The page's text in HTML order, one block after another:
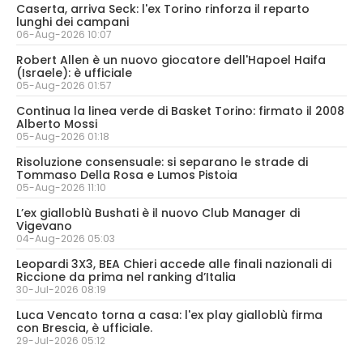
Caserta, arriva Seck: l'ex Torino rinforza il reparto
lunghi dei campani
06-Aug-2026 10:07
Robert Allen è un nuovo giocatore dell'Hapoel Haifa
(Israele): è ufficiale
05-Aug-2026 01:57
Continua la linea verde di Basket Torino: firmato il 2008
Alberto Mossi
05-Aug-2026 01:18
Risoluzione consensuale: si separano le strade di
Tommaso Della Rosa e Lumos Pistoia
05-Aug-2026 11:10
L’ex gialloblù Bushati è il nuovo Club Manager di
Vigevano
04-Aug-2026 05:03
Leopardi 3X3, BEA Chieri accede alle finali nazionali di
Riccione da prima nel ranking d’Italia
30-Jul-2026 08:19
Luca Vencato torna a casa: l'ex play gialloblù firma
con Brescia, è ufficiale.
29-Jul-2026 05:12